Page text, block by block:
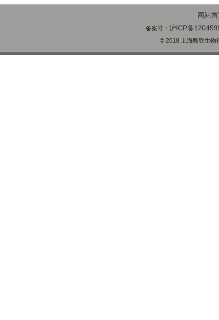
网站
备案号：沪ICP备
© 2018 上海酶联生物